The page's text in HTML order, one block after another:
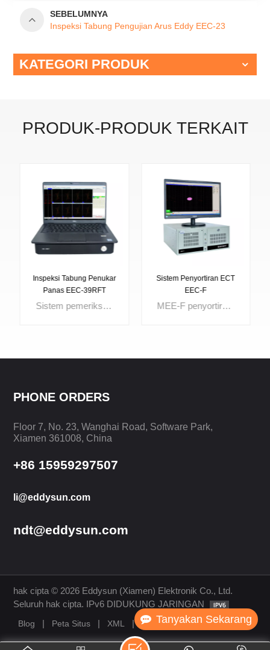
Tanyakan Sekarang
SEBELUMNYA
Inspeksi Tabung Pengujian Arus Eddy EEC-23
KATEGORI PRODUK
PRODUK-PRODUK TERKAIT
Inspeksi Tabung Penukar
Panas EEC-39RFT
Sistem pemeriksaan tabung penukar panas dengan fungsi ECT dan RFT untuk tabung besi dan non-besi. Fungsi pencampuran memungkinkan sinyal derau dihilangkan dari pelat pendukung, dan pemetaan lembaran tabung memungkinkan menggambar tata letak tabung dan menandai hasil pengujian dengan warna berbeda.
LAGI
Sistem Penyortiran ECT
EEC-F
MEE-F penyortiran ECT sistem disediakan untuk penyortiran kekerasan, penyortiran material, dan penyortiran perlakuan panas. Dapat digunakan untuk inspeksi dan penyortiran tabung logam, bar, kabel, suku cadang mobil, katup dan berbagai macamnya komponen logam. Perbedaan struktur, kekerasan permukaan, kedalaman casing juga dapat dipisahkan dengan baik.
LAGI
PHONE ORDERS
Floor 7, No. 23, Wanghai Road, Software Park,
Xiamen 361008, China
+86 15959297507
li@eddysun.com
ndt@eddysun.com
hak cipta © 2026 Eddysun (Xiamen) Elektronik Co., Ltd.
Seluruh hak cipta. IPv6 DIDUKUNG JARINGAN
Blog | Peta Situs | XML | Kebijakan Pribadi